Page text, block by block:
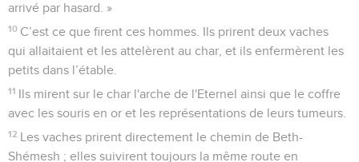
arrivé par hasard. »
10 C’est ce que firent ces hommes. Ils prirent deux vaches
qui allaitaient et les attelèrent au char, et ils enfermèrent les
petits dans l’étable.
11 Ils mirent sur le char l'arche de l'Eternel ainsi que le coffre
avec les souris en or et les représentations de leurs tumeurs.
12 Les vaches prirent directement le chemin de Beth-
Shémesh ; elles suivirent toujours la même route en